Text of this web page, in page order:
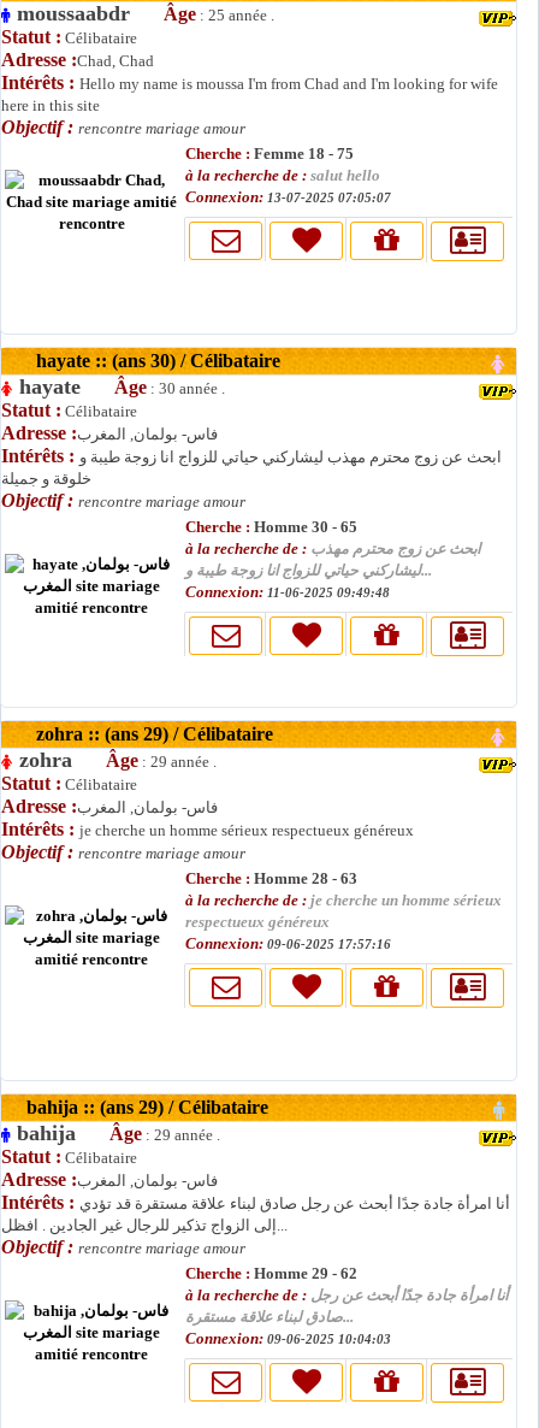
moussaabdr Âge : 25 année .
Statut : Célibataire
Adresse :Chad, Chad
Intérêts : Hello my name is moussa I'm from Chad and I'm looking for wife
here in this site
Objectif : rencontre mariage amour
Cherche : Femme 18 - 75
à la recherche de : salut hello
Connexion: 13-07-2025 07:05:07
hayate :: (ans 30) / Célibataire
hayate Âge : 30 année .
Statut : Célibataire
Adresse :فاس- بولمان, المغرب
Intérêts : ابحث عن زوج محترم مهذب ليشاركني حياتي للزواج انا زوجة طيبة و
خلوقة و جميلة
Objectif : rencontre mariage amour
Cherche : Homme 30 - 65
à la recherche de : ابحث عن زوج محترم مهذب
ليشاركني حياتي للزواج انا زوجة طيبة و...
Connexion: 11-06-2025 09:49:48
zohra :: (ans 29) / Célibataire
zohra Âge : 29 année .
Statut : Célibataire
Adresse :فاس- بولمان, المغرب
Intérêts : je cherche un homme sérieux respectueux généreux
Objectif : rencontre mariage amour
Cherche : Homme 28 - 63
à la recherche de : je cherche un homme sérieux
respectueux généreux
Connexion: 09-06-2025 17:57:16
bahija :: (ans 29) / Célibataire
bahija Âge : 29 année .
Statut : Célibataire
Adresse :فاس- بولمان, المغرب
Intérêts : أنا امرأة جادة جدًا أبحث عن رجل صادق لبناء علاقة مستقرة قد تؤدي
إلى الزواج تذكير للرجال غير الجادين . افظل...
Objectif : rencontre mariage amour
Cherche : Homme 29 - 62
à la recherche de : أنا امرأة جادة جدًا أبحث عن رجل
صادق لبناء علاقة مستقرة...
Connexion: 09-06-2025 10:04:03